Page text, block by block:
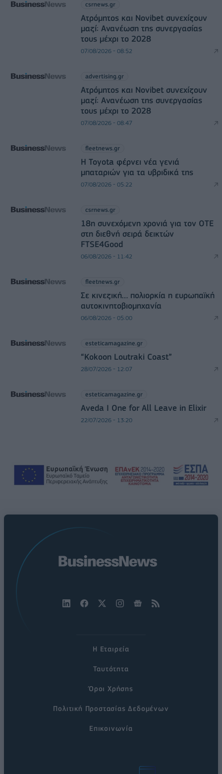
csrnews.gr
Ατρόμητος και Novibet συνεχίζουν
μαζί: Ανανέωση της συνεργασίας
τους μέχρι το 2028
07/08/2026 - 08:52
advertising.gr
Ατρόμητος και Novibet συνεχίζουν
μαζί: Ανανέωση της συνεργασίας
τους μέχρι το 2028
07/08/2026 - 08:47
fleetnews.gr
Η Toyota φέρνει νέα γενιά
μπαταριών για τα υβριδικά της
07/08/2026 - 05:22
csrnews.gr
18η συνεχόμενη χρονιά για τον ΟΤΕ
στη διεθνή σειρά δεικτών
FTSE4Good
06/08/2026 - 11:42
fleetnews.gr
Σε κινεζική… πολιορκία η ευρωπαϊκή
αυτοκινητοβιομηχανία
06/08/2026 - 05:00
esteticamagazine.gr
“Kokoon Loutraki Coast”
28/07/2026 - 12:07
esteticamagazine.gr
Aveda I One for All Leave in Elixir
22/07/2026 - 13:20
Η Εταιρεία
Ταυτότητα
Όροι Χρήσης
Πολιτική Προστασίας Δεδομένων
Επικοινωνία